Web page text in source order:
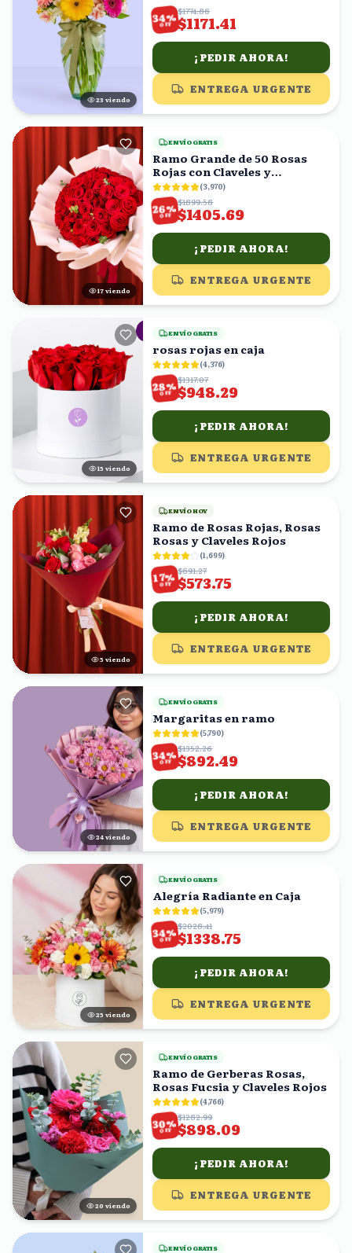
22 viendo
34%
OFF
$1774.86
$1171.41
¡PEDIR AHORA!
ENTREGA URGENTE
16 viendo
ENVÍO GRATIS
Ramo Grande de 50 Rosas
Rojas con Claveles y
Eucalipto
(3,970)
26%
OFF
$1899.58
$1405.69
¡PEDIR AHORA!
ENTREGA URGENTE
16 viendo
ENVÍO GRATIS
rosas rojas en caja
(4,376)
28%
OFF
$1317.07
$948.29
¡PEDIR AHORA!
ENTREGA URGENTE
4 viendo
ENVÍO HOY
Ramo de Rosas Rojas, Rosas
Rosas y Claveles Rojos
(1,699)
17%
OFF
$691.27
$573.75
¡PEDIR AHORA!
ENTREGA URGENTE
25 viendo
ENVÍO GRATIS
Margaritas en ramo
(5,790)
34%
OFF
$1352.26
$892.49
¡PEDIR AHORA!
ENTREGA URGENTE
25 viendo
ENVÍO GRATIS
Alegría Radiante en Caja
(5,979)
34%
OFF
$2028.41
$1338.75
¡PEDIR AHORA!
ENTREGA URGENTE
20 viendo
ENVÍO GRATIS
Ramo de Gerberas Rosas,
Rosas Fucsia y Claveles Rojos
(4,766)
30%
OFF
$1282.99
$898.09
¡PEDIR AHORA!
ENTREGA URGENTE
ENVÍO GRATIS